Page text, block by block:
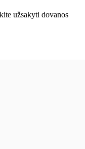
užsakyti dovanos